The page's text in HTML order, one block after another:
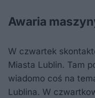
Awaria
W czwartek
Miasta Lublin. Tam
wiadomo coś na
Lublina. W